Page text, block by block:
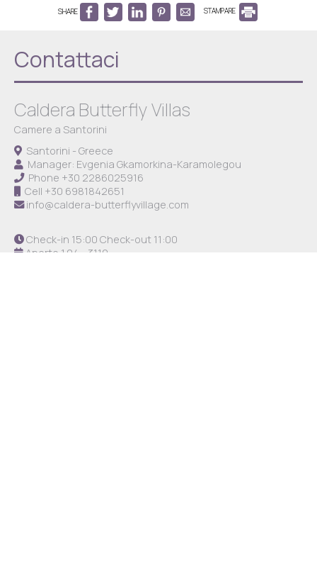
SHARE STAMPARE
Contattaci
Caldera Butterfly Villas
Camere a Santorini
Santorini - Greece
Manager: Evgenia Gkamorkina-Karamolegou
Phone +30 2286025916
Cell +30 6981842651
info@caldera-butterflyvillage.com
Check-in 15:00 Check-out 11:00
Aperto 1.04 - 31.10